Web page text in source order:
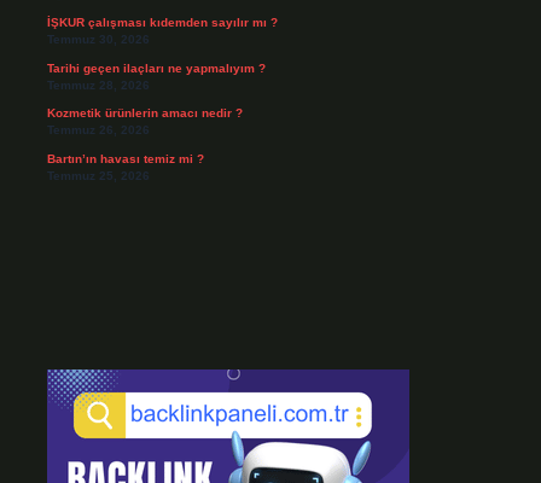
İŞKUR çalışması kıdemden sayılır mı ?
Temmuz 30, 2026
Tarihi geçen ilaçları ne yapmalıyım ?
Temmuz 28, 2026
Kozmetik ürünlerin amacı nedir ?
Temmuz 26, 2026
Bartın’ın havası temiz mi ?
Temmuz 25, 2026